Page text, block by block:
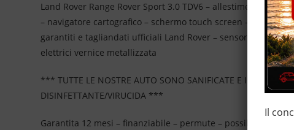
Land Rover Range Rover Sport 3.0 TDV6 – allestimento HSE
– navigatore cartografico – schermo touch screen – eleganti
garantiti e tagliandati ufficiali Land Rover – sensori park –
elettrici vernice metallizzata
*** TUTTE LE NOSTRE AUTO SONO SANIFICATE E
DISINFETTANTE/VIRUCIDA ***
Garantita 12 mesi – finanziabile – permute – possibilità di
Il